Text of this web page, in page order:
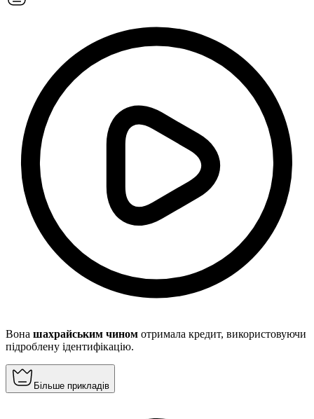
Вона шахрайським чином отримала кредит, використовуючи
підроблену ідентифікацію.
Більше прикладів